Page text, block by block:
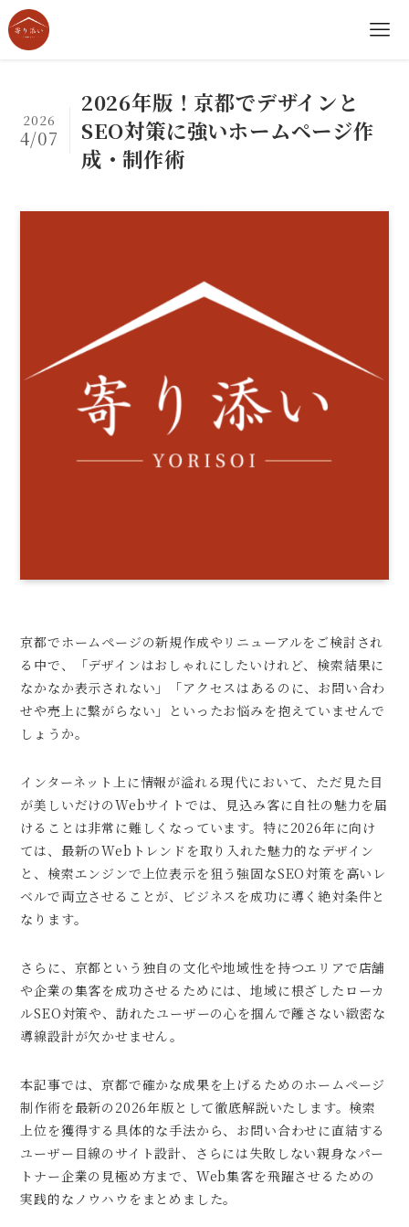
2026年版！京都でデザインと
SEO対策に強いホームページ作
成・制作術
2026
4/07
京都でホームページの新規作成やリニューアルをご検討され
る中で、「デザインはおしゃれにしたいけれど、検索結果に
なかなか表示されない」「アクセスはあるのに、お問い合わ
せや売上に繋がらない」といったお悩みを抱えていませんで
しょうか。
インターネット上に情報が溢れる現代において、ただ見た目
が美しいだけのWebサイトでは、見込み客に自社の魅力を届
けることは非常に難しくなっています。特に2026年に向け
ては、最新のWebトレンドを取り入れた魅力的なデザイン
と、検索エンジンで上位表示を狙う強固なSEO対策を高いレ
ベルで両立させることが、ビジネスを成功に導く絶対条件と
なります。
さらに、京都という独自の文化や地域性を持つエリアで店舗
や企業の集客を成功させるためには、地域に根ざしたローカ
ルSEO対策や、訪れたユーザーの心を掴んで離さない緻密な
導線設計が欠かせません。
本記事では、京都で確かな成果を上げるためのホームページ
制作術を最新の2026年版として徹底解説いたします。検索
上位を獲得する具体的な手法から、お問い合わせに直結する
ユーザー目線のサイト設計、さらには失敗しない親身なパー
トナー企業の見極め方まで、Web集客を飛躍させるための
実践的なノウハウをまとめました。